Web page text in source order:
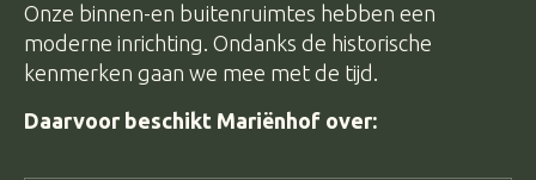
Onze binnen-en buitenruimtes hebben een
moderne inrichting. Ondanks de historische
kenmerken gaan we mee met de tijd.
Daarvoor beschikt Mariënhof over: